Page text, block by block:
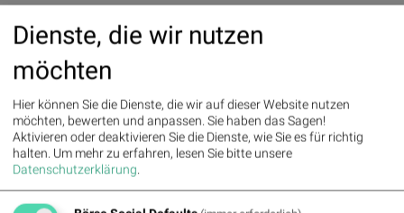
09.06.2022
Wiener Börse Plausch S2/45: Nix mehr cum bei S Immo,
danke an die Immofinanz-Ex (Schöna...
Dietmar Reindl, sie ...
09.06.2022
PIR-News: Wienerberger, Immofinanz, UBM, Strabag, CA
... Immofinanz-Vorstände Dietmar Reindl undStefanSchönauer
Dienste, die wir nutzen
möchten
Hier können Sie die Dienste, die wir auf dieser Website nutzen
möchten, bewerten und anpassen. Sie haben das Sagen!
Aktivieren oder deaktivieren Sie die Dienste, wie Sie es für richtig
halten. Um mehr zu erfahren, lesen Sie bitte unsere
Datenschutzerklärung.